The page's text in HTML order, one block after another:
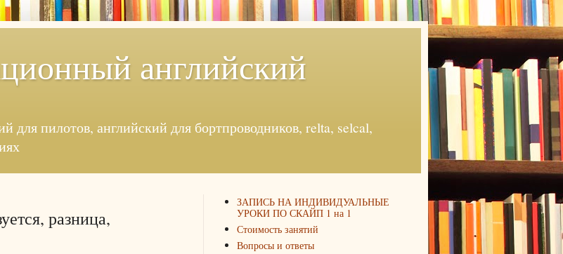
английский
для пилотов, английский для бортпроводников, relta, selcal,
разница,
ЗАПИСЬ НА ИНДИВИДУАЛЬНЫЕ
УРОКИ ПО СКАЙП 1 на 1
Стоимость занятий
Вопросы и ответы